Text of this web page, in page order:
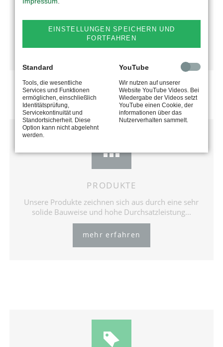
Produkten...
PRODUKTE
Unsere Produkte zeichnen sich aus durch eine sehr
solide Bauweise und hohe Durchsatzleistung...
mehr erfahren
EINSTELLUNGEN SPEICHERN UND
FORTFAHREN
Standard
Tools, die wesentliche
Services und Funktionen
ermöglichen, einschließlich
Identitätsprüfung,
Servicekontinuität und
Standortsicherheit. Diese
Option kann nicht abgelehnt
werden.
YouTube
Wir nutzen auf unserer
Website YouTube Videos. Bei
Wiedergabe der Videos setzt
YouTube einen Cookie, der
informationen über das
Nutzerverhalten sammelt.